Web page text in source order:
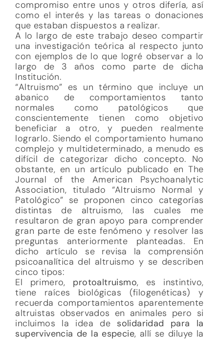
compromiso entre unos y otros difería, así
como el interés y las tareas o donaciones
que estaban dispuestos a realizar.
A lo largo de este trabajo deseo compartir
una investigación teórica al respecto junto
con ejemplos de lo que logré observar a lo
largo de 3 años como parte de dicha
Institución.
“Altruismo” es un término que incluye un
abanico de comportamientos tanto
normales como patológicos que
conscientemente tienen como objetivo
beneficiar a otro, y pueden realmente
lograrlo. Siendo el comportamiento humano
complejo y multideterminado, a menudo es
difícil de categorizar dicho concepto. No
obstante, en un artículo publicado en The
Journal of the American Psychoanalytic
Association, titulado “Altruismo Normal y
Patológico” se proponen cinco categorías
distintas de altruismo, las cuales me
resultaron de gran apoyo para comprender
gran parte de este fenómeno y resolver las
preguntas anteriormente planteadas. En
dicho artículo se revisa la comprensión
psicoanalítica del altruismo y se describen
cinco tipos:
El primero, protoaltruismo, es instintivo,
tiene raíces biológicas (filogenéticas) y
recuerda comportamientos aparentemente
altruistas observados en animales pero si
incluimos la idea de solidaridad para la
supervivencia de la especie, allí se diluye la